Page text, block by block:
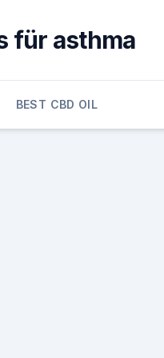
für asthma
BEST CBD OIL